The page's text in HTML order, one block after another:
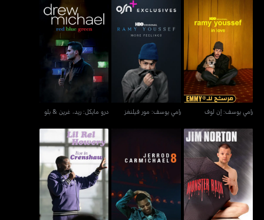
رامي يوسف: إن لوف
رامي يوسف: إن لوف
رامي يوسف: مور فيلنغز
رامي يوسف: مور فيلنغز
درو مايكل: ريد، غرين & بلو
درو مايكل: ريد، غرين & بلو
جيم نورتون: مونستر رين جيرود كارمايمكل: 8
ليل ريل هاوري: لايف إن
كرينشو